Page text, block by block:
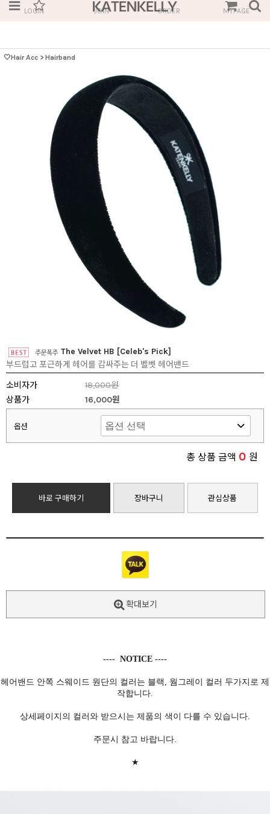
LOGIN JOIN ORDER MYPAGE
🤍Hair Acc > Hairband
The Velvet HB [Celeb's Pick]
부드럽고 포근하게 헤어를 감싸주는 더 벨벳 헤어밴드
소비자가
18,000원
상품가
16,000원
옵션
총 상품 금액 0 원
바로 구매하기 장바구니 관심상품
확대보기
---- NOTICE ----
헤어밴드 안쪽 스웨이드 원단의 컬러는 블랙, 웜그레이 컬러 두가지로 제
작합니다.
상세페이지의 컬러와 받으시는 제품의 색이 다를 수 있습니다.
주문시 참고 바랍니다.
★